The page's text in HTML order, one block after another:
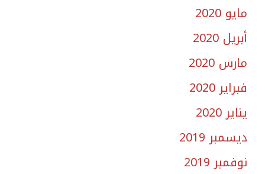
مايو 2020
أبريل 2020
مارس 2020
فبراير 2020
يناير 2020
ديسمبر 2019
نوفمبر 2019